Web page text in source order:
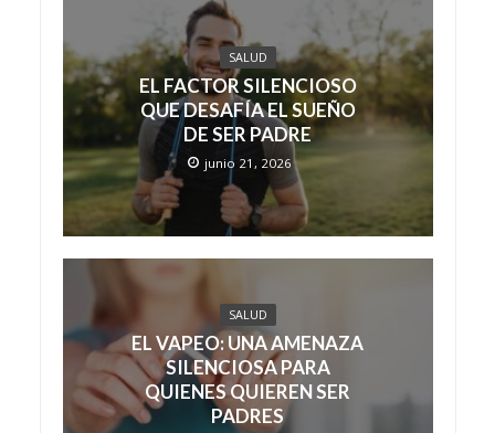
SALUD
EL FACTOR SILENCIOSO
QUE DESAFÍA EL SUEÑO
DE SER PADRE
junio 21, 2026
SALUD
EL VAPEO: UNA AMENAZA
SILENCIOSA PARA
QUIENES QUIEREN SER
PADRES